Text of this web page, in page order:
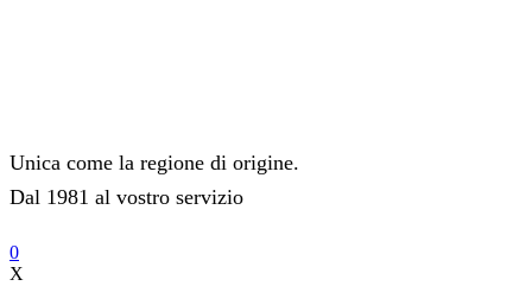
Unica come la regione di origine.
Dal 1981 al vostro servizio
0
X